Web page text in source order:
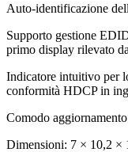
Auto-identificazione
Supporto gestione
primo display rilevato
Indicatore intuitivo per
conformità HDCP in
Comodo
Dimensioni: 7 × 10,2 ×